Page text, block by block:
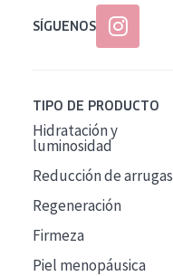
SÍGUENOS
TIPO DE PRODUCTO
Hidratación y
luminosidad
Reducción de arrugas
Regeneración
Firmeza
Piel menopáusica